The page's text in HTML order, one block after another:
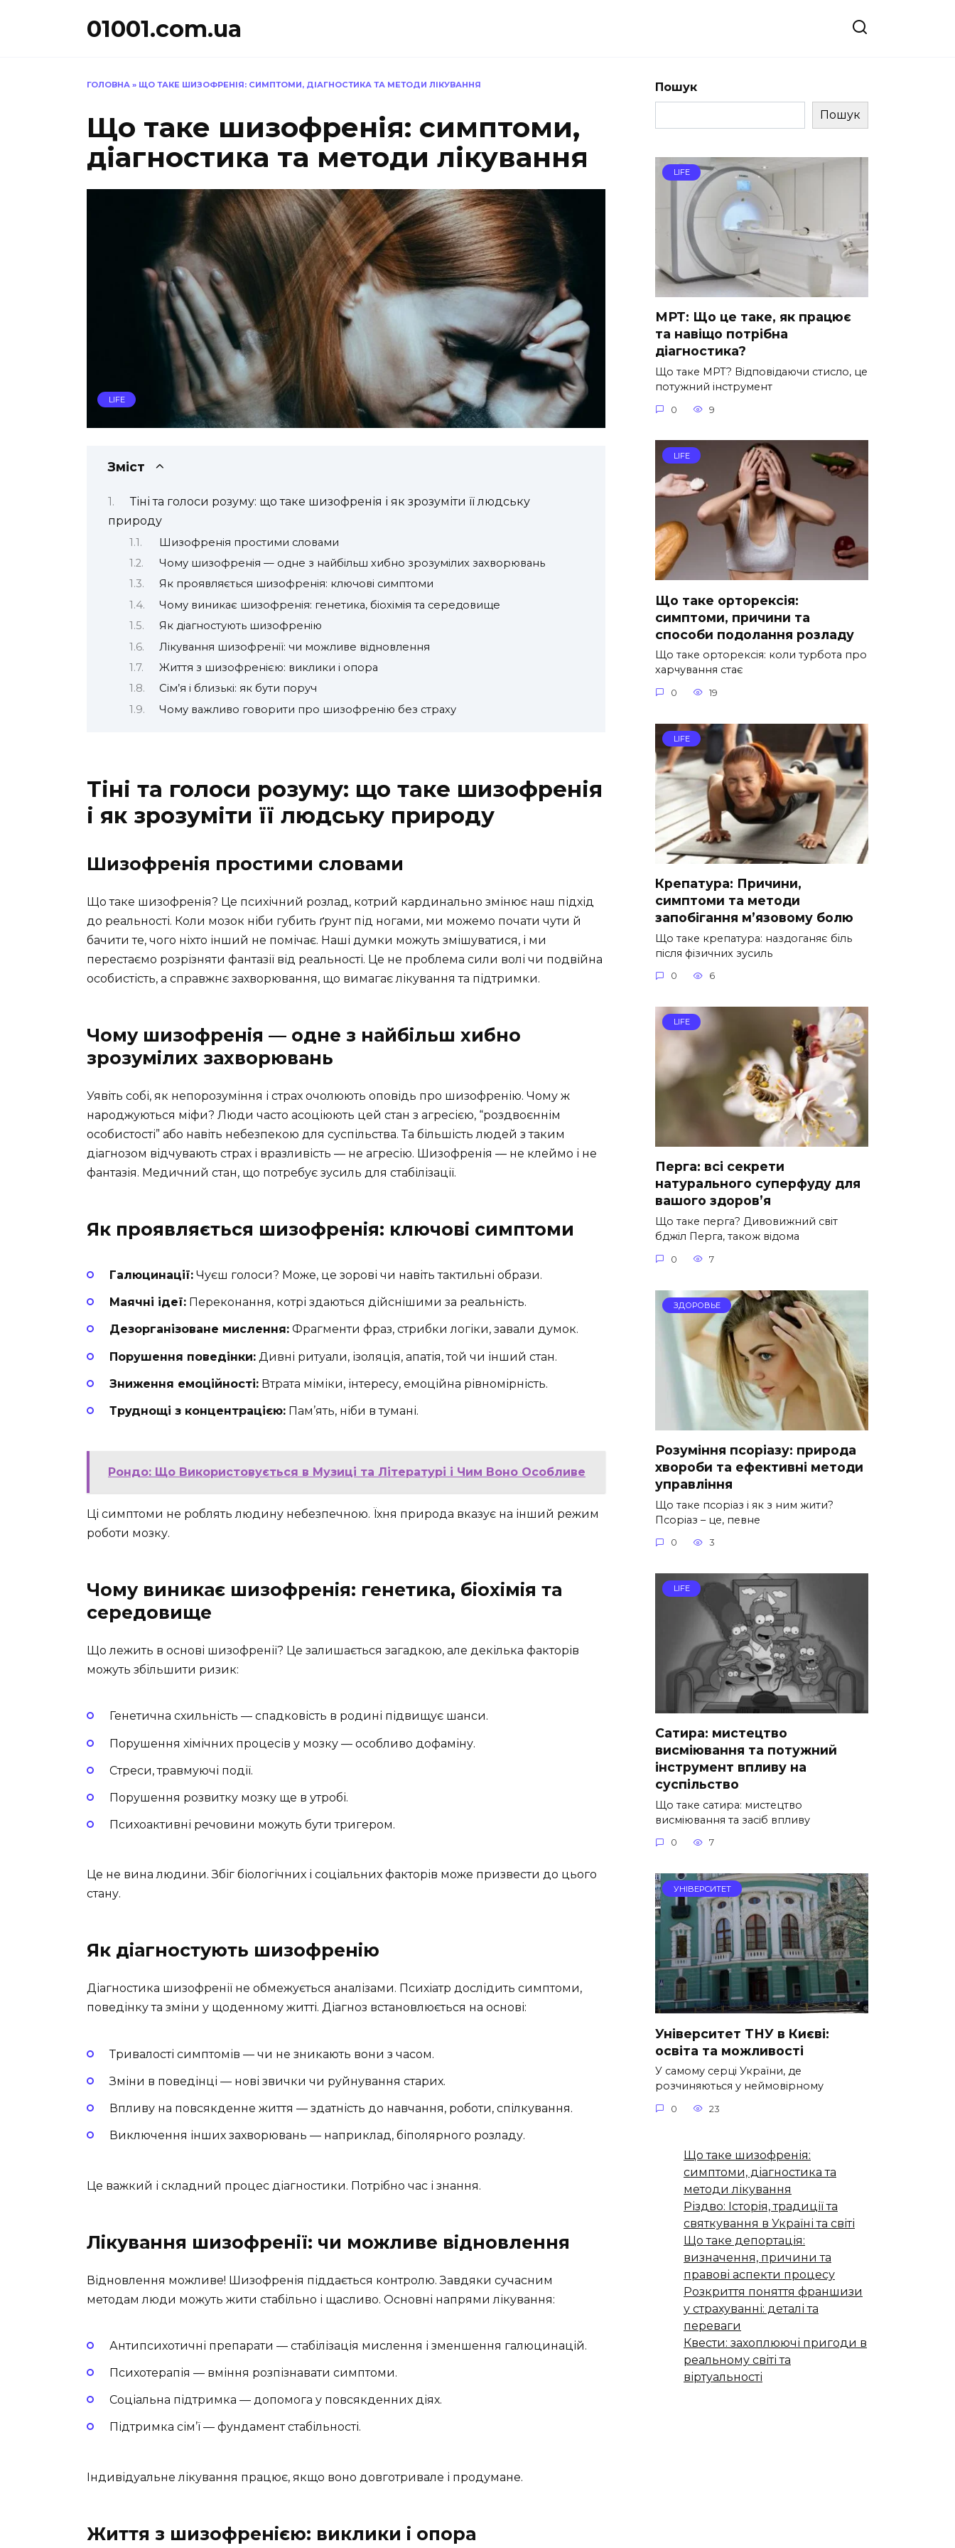
01001.com.ua
ГОЛОВНА » ЩО ТАКЕ ШИЗОФРЕНІЯ: СИМПТОМИ, ДІАГНОСТИКА ТА МЕТОДИ ЛІКУВАННЯ
Що таке шизофренія: симптоми,
діагностика та методи лікування
LIFE
Зміст
Тіні та голоси розуму: що таке шизофренія і як зрозуміти її людську
природу
Шизофренія простими словами
Чому шизофренія — одне з найбільш хибно зрозумілих захворювань
Як проявляється шизофренія: ключові симптоми
Чому виникає шизофренія: генетика, біохімія та середовище
Як діагностують шизофренію
Лікування шизофренії: чи можливе відновлення
Життя з шизофренією: виклики і опора
Сім’я і близькі: як бути поруч
Чому важливо говорити про шизофренію без страху
Тіні та голоси розуму: що таке шизофренія
і як зрозуміти її людську природу
Шизофренія простими словами
Що таке шизофренія? Це психічний розлад, котрий кардинально змінює наш підхід
до реальності. Коли мозок ніби губить ґрунт під ногами, ми можемо почати чути й
бачити те, чого ніхто інший не помічає. Наші думки можуть змішуватися, і ми
перестаємо розрізняти фантазії від реальності. Це не проблема сили волі чи подвійна
особистість, а справжнє захворювання, що вимагає лікування та підтримки.
Чому шизофренія — одне з найбільш хибно
зрозумілих захворювань
Уявіть собі, як непорозуміння і страх очолюють оповідь про шизофренію. Чому ж
народжуються міфи? Люди часто асоціюють цей стан з агресією, “роздвоєннім
особистості” або навіть небезпекою для суспільства. Та більшість людей з таким
діагнозом відчувають страх і вразливість — не агресію. Шизофренія — не клеймо і не
фантазія. Медичний стан, що потребує зусиль для стабілізації.
Як проявляється шизофренія: ключові симптоми
Галюцинації: Чуєш голоси? Може, це зорові чи навіть тактильні образи.
Маячні ідеї: Переконання, котрі здаються дійснішими за реальність.
Дезорганізоване мислення: Фрагменти фраз, стрибки логіки, завали думок.
Порушення поведінки: Дивні ритуали, ізоляція, апатія, той чи інший стан.
Зниження емоційності: Втрата міміки, інтересу, емоційна рівномірність.
Труднощі з концентрацією: Пам’ять, ніби в тумані.
Рондо: Що Використовується в Музиці та Літературі і Чим Воно Особливе
Ці симптоми не роблять людину небезпечною. Їхня природа вказує на інший режим
роботи мозку.
Чому виникає шизофренія: генетика, біохімія та
середовище
Що лежить в основі шизофренії? Це залишається загадкою, але декілька факторів
можуть збільшити ризик:
Генетична схильність — спадковість в родині підвищує шанси.
Порушення хімічних процесів у мозку — особливо дофаміну.
Стреси, травмуючі події.
Порушення розвитку мозку ще в утробі.
Психоактивні речовини можуть бути тригером.
Це не вина людини. Збіг біологічних і соціальних факторів може призвести до цього
стану.
Як діагностують шизофренію
Діагностика шизофренії не обмежується аналізами. Психіатр дослідить симптоми,
поведінку та зміни у щоденному житті. Діагноз встановлюється на основі:
Тривалості симптомів — чи не зникають вони з часом.
Зміни в поведінці — нові звички чи руйнування старих.
Впливу на повсякденне життя — здатність до навчання, роботи, спілкування.
Виключення інших захворювань — наприклад, біполярного розладу.
Це важкий і складний процес діагностики. Потрібно час і знання.
Лікування шизофренії: чи можливе відновлення
Відновлення можливе! Шизофренія піддається контролю. Завдяки сучасним
методам люди можуть жити стабільно і щасливо. Основні напрями лікування:
Антипсихотичні препарати — стабілізація мислення і зменшення галюцинацій.
Психотерапія — вміння розпізнавати симптоми.
Соціальна підтримка — допомога у повсякденних діях.
Підтримка сім’ї — фундамент стабільності.
Індивідуальне лікування працює, якщо воно довготривале і продумане.
Життя з шизофренією: виклики і опора
Пошук
Пошук
LIFE
МРТ: Що це таке, як працює
та навіщо потрібна
діагностика?
Що таке МРТ? Відповідаючи стисло, це
потужний інструмент
0 9
LIFE
Що таке орторексія:
симптоми, причини та
способи подолання розладу
Що таке орторексія: коли турбота про
харчування стає
0 19
LIFE
Крепатура: Причини,
симптоми та методи
запобігання м’язовому болю
Що таке крепатура: наздоганяє біль
після фізичних зусиль
0 6
LIFE
Перга: всі секрети
натурального суперфуду для
вашого здоров’я
Що таке перга? Дивовижний світ
бджіл Перга, також відома
0 7
ЗДОРОВЬЕ
Розуміння псоріазу: природа
хвороби та ефективні методи
управління
Що таке псоріаз і як з ним жити?
Псоріаз – це, певне
0 3
LIFE
Сатира: мистецтво
висміювання та потужний
інструмент впливу на
суспільство
Що таке сатира: мистецтво
висміювання та засіб впливу
0 7
УНІВЕРСИТЕТ
Університет ТНУ в Києві:
освіта та можливості
У самому серці України, де
розчиняються у неймовірному
0 23
Що таке шизофренія:
симптоми, діагностика та
методи лікування
Різдво: Історія, традиції та
святкування в Україні та світі
Що таке депортація:
визначення, причини та
правові аспекти процесу
Розкриття поняття франшизи
у страхуванні: деталі та
переваги
Квести: захоплюючі пригоди в
реальному світі та
віртуальності